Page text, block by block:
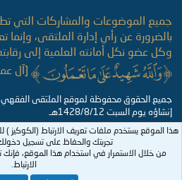
جميع الموضوعات والمشاركات التي
بالضرورة عن رأي إدارة الملتقى، وإنما
وكل عضو نكل أمانته العلمية إلى رقابته
[آل
جميع الحقوق محفوظة لموقع الملتقى الفقهي,
إنشاؤه يوم السبت 1428/8/12هـ
هذا الموقع يستخدم ملفات تعريف الارتباط
تجربتك والحفاظ على تسجيل
من خلال الاستمرار في استخدام هذا الموقع،
الارتباط.